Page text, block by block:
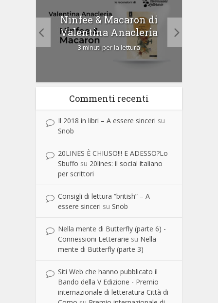
Ninfee & Macaron di
Valentina Anacleria
3 minuti per la lettura
Commenti recenti
Il 2018 in libri – A essere sinceri su
Snob
20LINES È CHIUSO!!! E ADESSO?Lo
Sbuffo su 20lines: il social italiano
per scrittori
Consigli di lettura “british” – A
essere sinceri su Snob
Nella mente di Butterfly (parte 6) -
Connessioni Letterarie su Nella
mente di Butterfly (parte 3)
Siti Web che hanno pubblicato il
Bando della V Edizione - Premio
internazionale di letteratura Città di